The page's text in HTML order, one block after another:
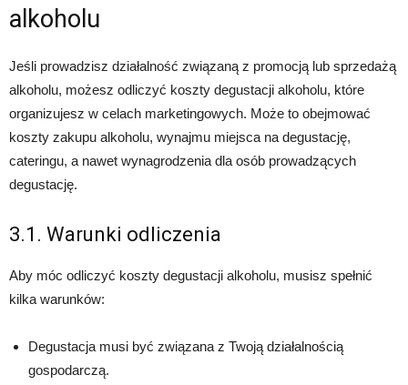
alkoholu
Jeśli prowadzisz działalność związaną z promocją lub sprzedażą
alkoholu, możesz odliczyć koszty degustacji alkoholu, które
organizujesz w celach marketingowych. Może to obejmować
koszty zakupu alkoholu, wynajmu miejsca na degustację,
cateringu, a nawet wynagrodzenia dla osób prowadzących
degustację.
3.1. Warunki odliczenia
Aby móc odliczyć koszty degustacji alkoholu, musisz spełnić
kilka warunków:
Degustacja musi być związana z Twoją działalnością
gospodarczą.